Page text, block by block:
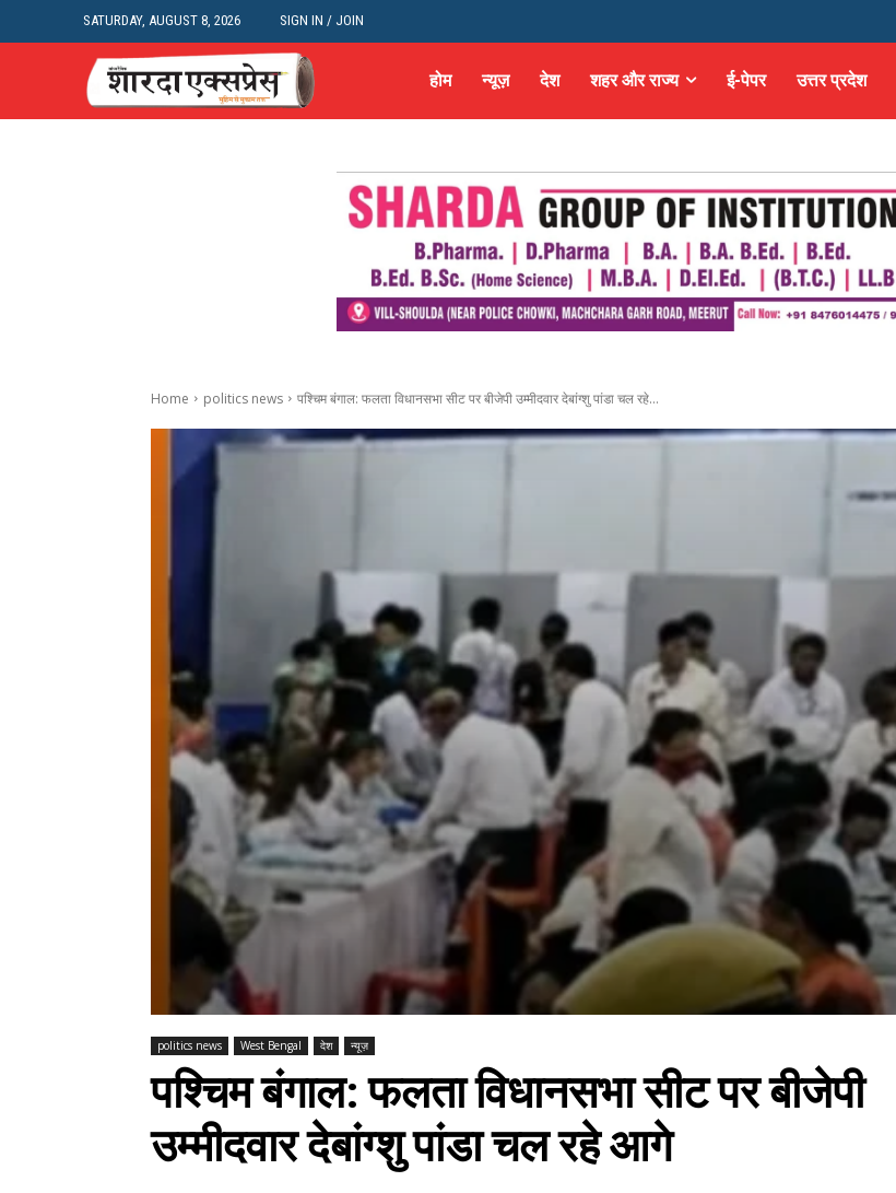
SATURDAY, AUGUST 8, 2026 SIGN IN / JOIN
होम न्यूज़ देश शहर और राज्य ई-पेपर उत्तर प्रदेश
Home politics news पश्चिम बंगाल: फलता विधानसभा सीट पर बीजेपी उम्मीदवार देबांग्शु पांडा चल रहे...
politics news West Bengal देश न्यूज़
पश्चिम बंगाल: फलता विधानसभा सीट पर बीजेपी
उम्मीदवार देबांग्शु पांडा चल रहे आगे